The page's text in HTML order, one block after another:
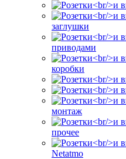
заглушки
приводами
коробки
монтаж
прочее
Netatmo